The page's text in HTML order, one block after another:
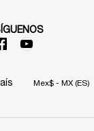
Mex$ - MX (ES)